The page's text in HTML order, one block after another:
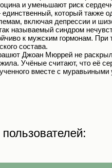
и уменьшают риск
который также
включая депрессии и
называемый синдром
к мужским гормонам.
состава.
Джоан Мюррей не
Учёные считают, что её
вместе с муравьиными